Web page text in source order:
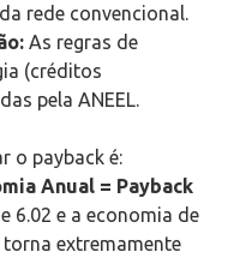
rede convencional.
As regras de
(créditos
pela ANEEL.
o payback é:
Anual = Payback
6.02 e a economia de
torna extremamente